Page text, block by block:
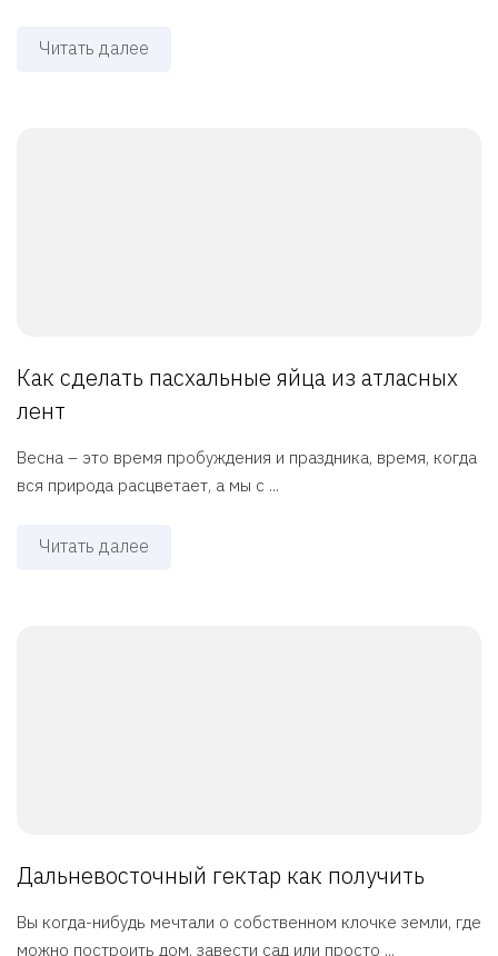
Читать далее
Как сделать пасхальные яйца из атласных
лент
Весна – это время пробуждения и праздника, время, когда
вся природа расцветает, а мы с ...
Читать далее
Дальневосточный гектар как получить
Вы когда-нибудь мечтали о собственном клочке земли, где
можно построить дом, завести сад или просто ...